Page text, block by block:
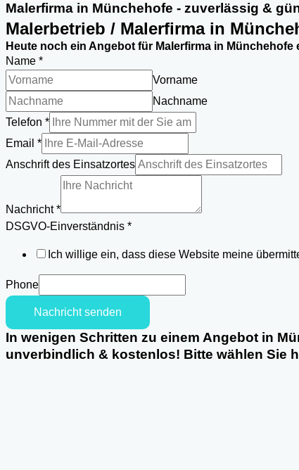
Malerfirma in Münchehofe - zuverlässig &
Malerbetrieb / Malerfirma in
Heute noch ein Angebot für Malerfirma in Münchehofe
Name *
Vorname
Nachname
Telefon *
Email *
Anschrift des Einsatzortes
Nachricht*
Einsatzortes
Einverständnis
Anschrift
DSGVO-Einverständnis *
Ich willige ein, dass diese Website meine
Phone
Nachricht senden
In wenigen Schritten zu einem Angebot in
unverbindlich & kostenlos! Bitte wählen Sie